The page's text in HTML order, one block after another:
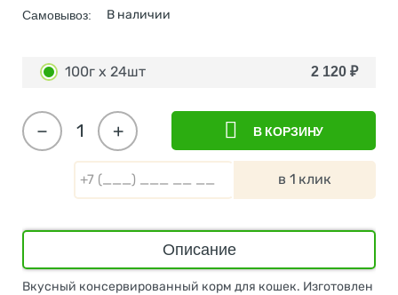
Самовывоз: В наличии
100г х 24шт 2 120 ₽
+
− В КОРЗИНУ
в 1 клик
Описание
Вкусный консервированный корм для кошек. Изготовлен